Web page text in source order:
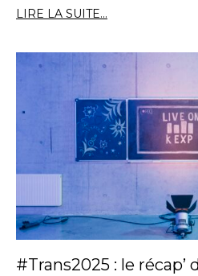
LIRE LA SUITE...
#Trans2025 : le récap’